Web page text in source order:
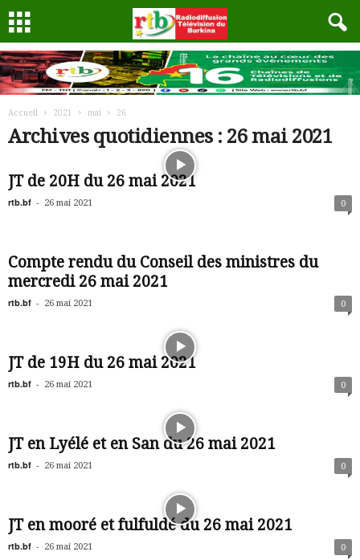
Accueil 2021 mai 26
Archives quotidiennes : 26 mai 2021
JT de 20H du 26 mai 2021
rtb.bf - 26 mai 2021 0
Compte rendu du Conseil des ministres du
mercredi 26 mai 2021
rtb.bf - 26 mai 2021 0
JT de 19H du 26 mai 2021
rtb.bf - 26 mai 2021 0
JT en Lyélé et en San du 26 mai 2021
rtb.bf - 26 mai 2021 0
JT en mooré et fulfuldé du 26 mai 2021
rtb.bf - 26 mai 2021 0